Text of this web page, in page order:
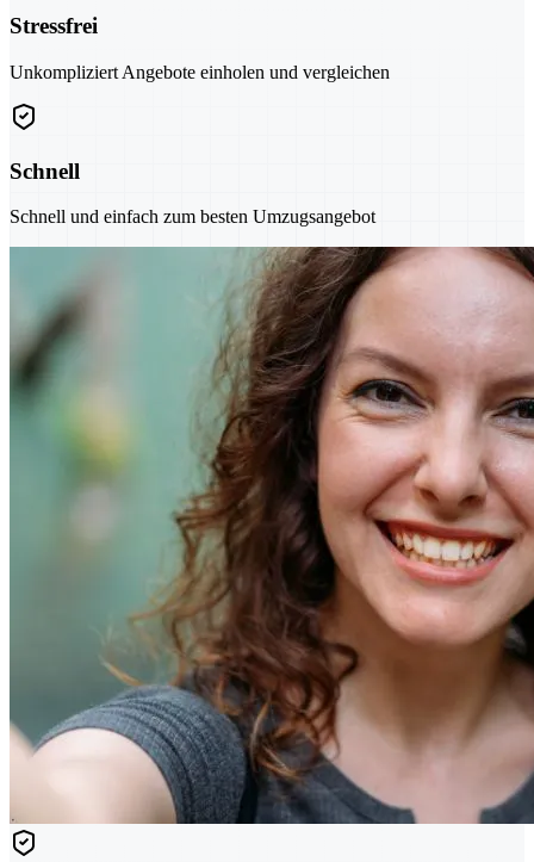
Stressfrei
Unkompliziert Angebote einholen und vergleichen
Schnell
Schnell und einfach zum besten Umzugsangebot